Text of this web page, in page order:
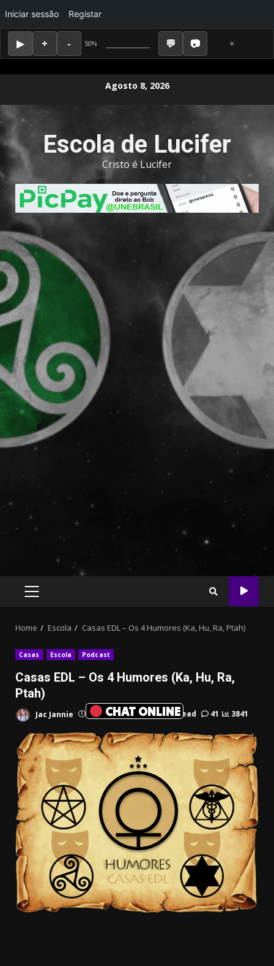
50%
Iniciar sessão Registar
Agosto 8, 2026
Escola de Lucifer
Cristo é Lucifer
CHAT ONLINE
PRIMARY
Home Escola Casas EDL – Os 4 Humores (Ka, Hu, Ra, Ptah)
Casas Escola Podcast
Casas EDL – Os 4 Humores (Ka, Hu, Ra,
Ptah)
Jac Jannie Agosto 13, 2022 26 min read 41 3841